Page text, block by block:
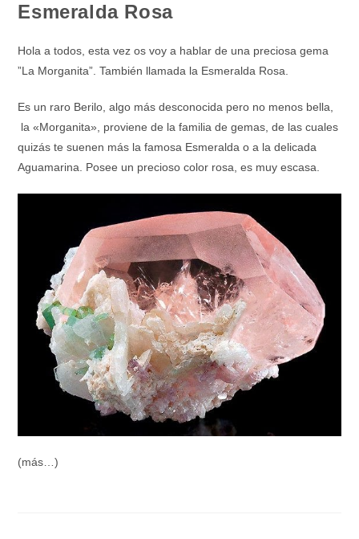
Esmeralda Rosa
Hola a todos, esta vez os voy a hablar de una preciosa gema
”La Morganita”. También llamada la Esmeralda Rosa.
Es un raro Berilo, algo más desconocida pero no menos bella,
la «Morganita», proviene de la familia de gemas, de las cuales
quizás te suenen más la famosa Esmeralda o a la delicada
Aguamarina. Posee un precioso color rosa, es muy escasa.
(más…)